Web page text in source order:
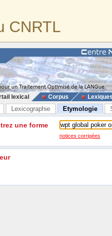
CNRTL
lexical Corpus
Lexicographie Etymologie
une forme
notices corrigées